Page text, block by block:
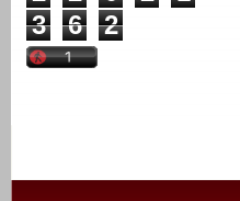
3
6 2